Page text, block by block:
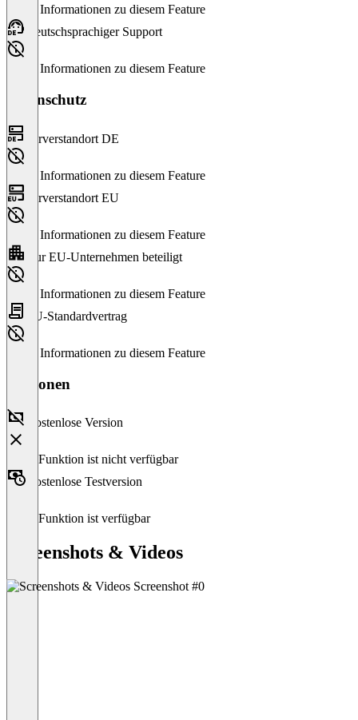
Keine Informationen zu diesem Feature
Deutschsprachiger Support
Keine Informationen zu diesem Feature
Datenschutz
Serverstandort DE
Keine Informationen zu diesem Feature
Serverstandort EU
Keine Informationen zu diesem Feature
Nur EU-Unternehmen beteiligt
Keine Informationen zu diesem Feature
EU-Standardvertrag
Keine Informationen zu diesem Feature
Versionen
Kostenlose Version
Diese Funktion ist nicht verfügbar
Kostenlose Testversion
Diese Funktion ist verfügbar
Screenshots & Videos